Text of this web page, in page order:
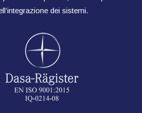
dei sistemi.